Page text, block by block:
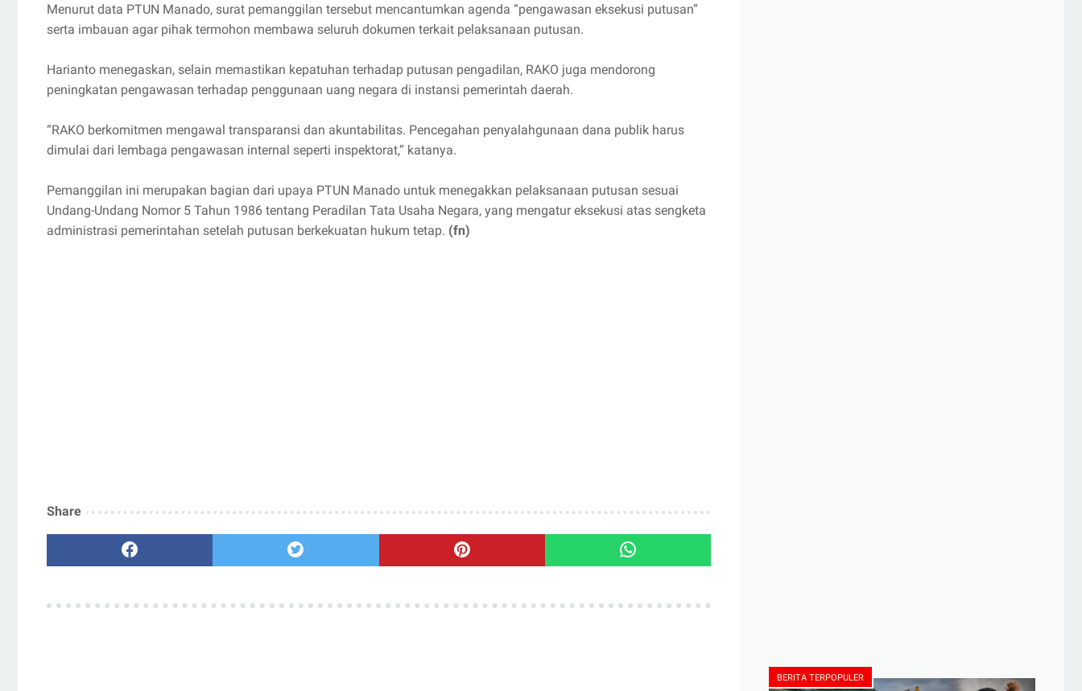
Menurut data PTUN Manado, surat pemanggilan tersebut mencantumkan agenda “pengawasan eksekusi putusan”
serta imbauan agar pihak termohon membawa seluruh dokumen terkait pelaksanaan putusan.
Harianto menegaskan, selain memastikan kepatuhan terhadap putusan pengadilan, RAKO juga mendorong
peningkatan pengawasan terhadap penggunaan uang negara di instansi pemerintah daerah.
“RAKO berkomitmen mengawal transparansi dan akuntabilitas. Pencegahan penyalahgunaan dana publik harus
dimulai dari lembaga pengawasan internal seperti inspektorat,” katanya.
Pemanggilan ini merupakan bagian dari upaya PTUN Manado untuk menegakkan pelaksanaan putusan sesuai
Undang-Undang Nomor 5 Tahun 1986 tentang Peradilan Tata Usaha Negara, yang mengatur eksekusi atas sengketa
administrasi pemerintahan setelah putusan berkekuatan hukum tetap. (fn)
Share
BERITA TERPOPULER